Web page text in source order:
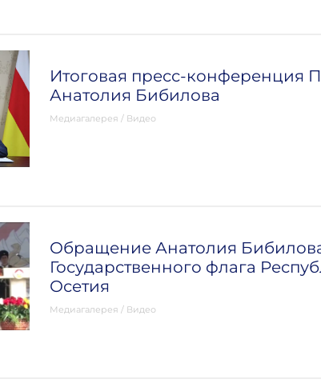
Итоговая пресс-конференция
Анатолия Бибилова
Медиагалерея / Видео
Обращение Анатолия
Государственного флага
Осетия
Медиагалерея / Видео